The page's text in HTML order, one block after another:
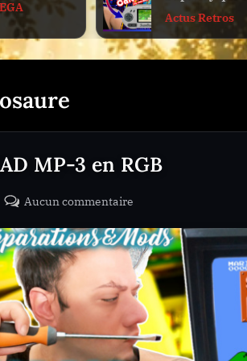
Port Cartouche
Actus Retros
MP-3 en RGB
Aucun commentairesur
Tuner
AMSTRAD
MP-
3
en
RGB